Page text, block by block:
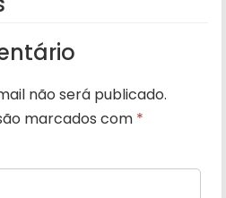
não será publicado.
marcados com *